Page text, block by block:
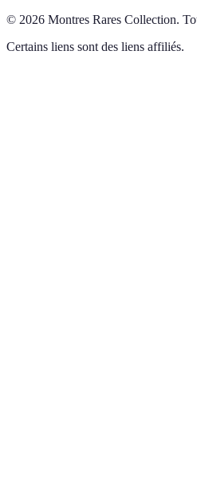
© 2026 Montres Rares Collection.
Certains liens sont des liens affiliés.